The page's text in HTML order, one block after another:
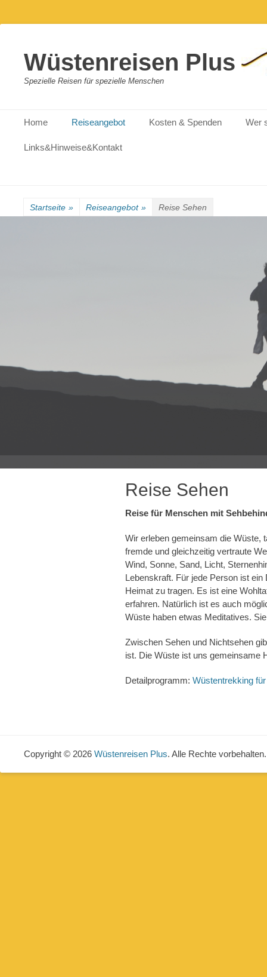
Wüstenreisen Plus
Spezielle Reisen für spezielle Menschen
Primärmenu
Inhalt
Home Reiseangebot Kosten & Spenden Wer
Links&Hinweise&Kontakt
Startseite » Reiseangebot » Reise Sehen
Reise Sehen
Reise für Menschen mit
Wir erleben gemeinsam die Wüste,
fremde und gleichzeitig vertraute
Wind, Sonne, Sand, Licht,
Lebenskraft. Für jede Person ist
Heimat zu tragen. Es ist eine
erfahren. Natürlich ist es auch
Wüste haben etwas Meditatives.
Zwischen Sehen und Nichtsehen
ist. Die Wüste ist uns gemeinsame
Detailprogramm: Wüstentrekking
Copyright © 2026 Wüstenreisen Plus. Alle Rechte